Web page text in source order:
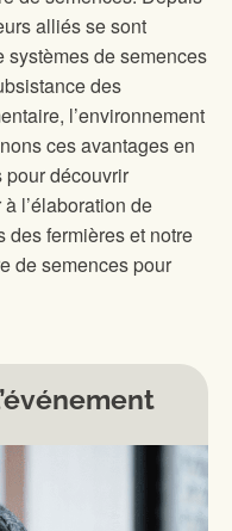
alliés se sont
systèmes de semences
des
l’environnement
ces avantages en
pour découvrir
l’élaboration de
des fermières et notre
de semences pour